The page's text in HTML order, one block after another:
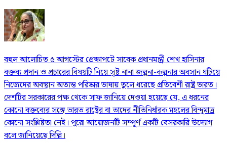
বহুল আলোচিত ৫ আগস্টের প্রেক্ষাপটে সাবেক প্রধানমন্ত্রী শেখ হাসিনার
বক্তব্য প্রদান ও প্রচারের বিষয়টি নিয়ে সৃষ্ট নানা জল্পনা-কল্পনার অবসান ঘটিয়ে
নিজেদের অবস্থান অত্যন্ত পরিষ্কার ভাষায় তুলে ধরেছে প্রতিবেশী রাষ্ট্র ভারত।
দেশটির সরকারের পক্ষ থেকে সাফ জানিয়ে দেওয়া হয়েছে যে, এ ধরনের
কোনো বক্তব্যের সঙ্গে ভারত রাষ্ট্রের বা তাদের নীতিনির্ধারক মহলের বিন্দুমাত্র
কোনো সংশ্লিষ্টতা নেই। পুরো আয়োজনটি সম্পূর্ণ একটি বেসরকারি উদ্যোগ
বলে জানিয়েছে দিল্লি।